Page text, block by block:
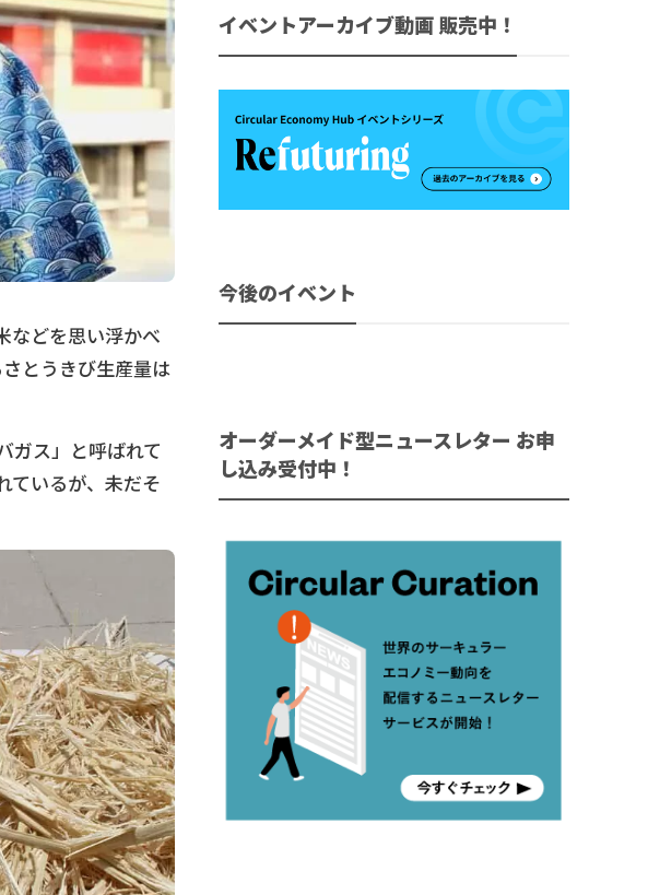
などを思い浮かべ
とうきび生産量は
ガス」と呼ばれて
ているが、未だそ
イベントアーカイブ動画 販売中！
今後のイベント
オーダーメイド型ニュースレター お申
し込み受付中！